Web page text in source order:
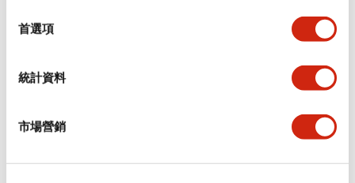
首選項
統計資料
市場營銷
安裝和安裝規範